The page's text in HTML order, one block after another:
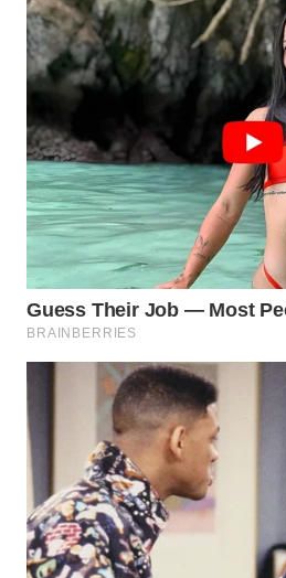
WN
MAJALENGKA
WN
SUBANG
WN
SUKABUMI
WN
PURWAKARTA
PRIANGAN
WN
SEMARANG
WN